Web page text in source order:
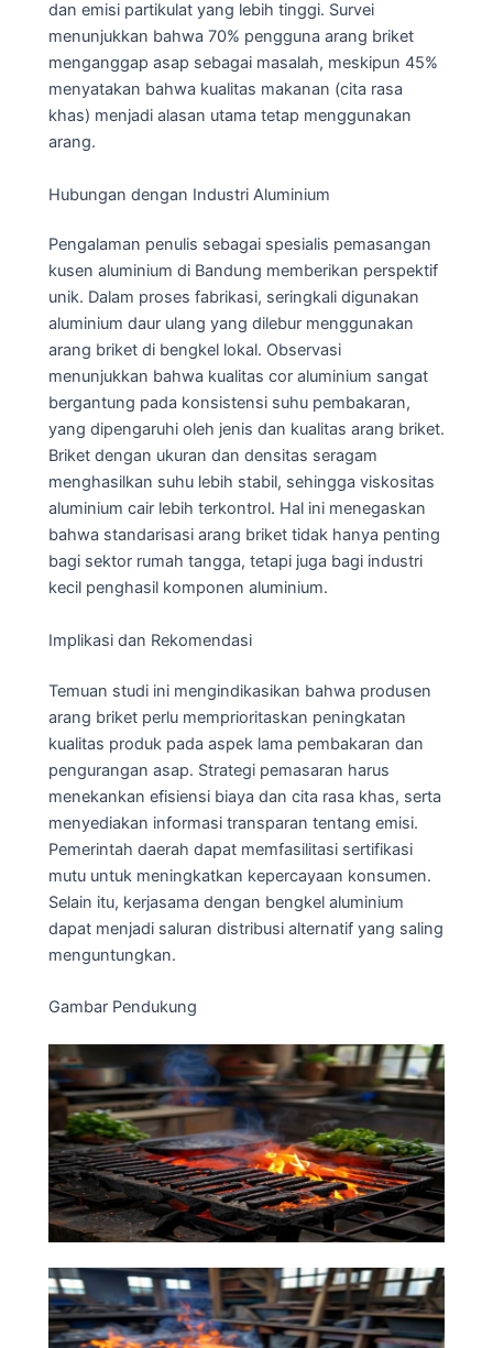
dan emisi partikulat yang lebih tinggi. Survei
menunjukkan bahwa 70% pengguna arang briket
menganggap asap sebagai masalah, meskipun 45%
menyatakan bahwa kualitas makanan (cita rasa
khas) menjadi alasan utama tetap menggunakan
arang.
Hubungan dengan Industri Aluminium
Pengalaman penulis sebagai spesialis pemasangan
kusen aluminium di Bandung memberikan perspektif
unik. Dalam proses fabrikasi, seringkali digunakan
aluminium daur ulang yang dilebur menggunakan
arang briket di bengkel lokal. Observasi
menunjukkan bahwa kualitas cor aluminium sangat
bergantung pada konsistensi suhu pembakaran,
yang dipengaruhi oleh jenis dan kualitas arang briket.
Briket dengan ukuran dan densitas seragam
menghasilkan suhu lebih stabil, sehingga viskositas
aluminium cair lebih terkontrol. Hal ini menegaskan
bahwa standarisasi arang briket tidak hanya penting
bagi sektor rumah tangga, tetapi juga bagi industri
kecil penghasil komponen aluminium.
Implikasi dan Rekomendasi
Temuan studi ini mengindikasikan bahwa produsen
arang briket perlu memprioritaskan peningkatan
kualitas produk pada aspek lama pembakaran dan
pengurangan asap. Strategi pemasaran harus
menekankan efisiensi biaya dan cita rasa khas, serta
menyediakan informasi transparan tentang emisi.
Pemerintah daerah dapat memfasilitasi sertifikasi
mutu untuk meningkatkan kepercayaan konsumen.
Selain itu, kerjasama dengan bengkel aluminium
dapat menjadi saluran distribusi alternatif yang saling
menguntungkan.
Gambar Pendukung